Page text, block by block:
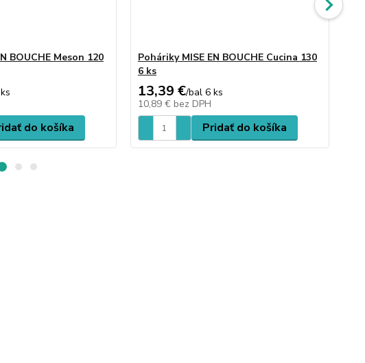
BOUCHE Meson 120
do košíka
Poháriky MISE EN BOUCHE Cucina 130
6 ks
13,39 €/bal 6 ks
10,89 € bez DPH
Pridať do košíka